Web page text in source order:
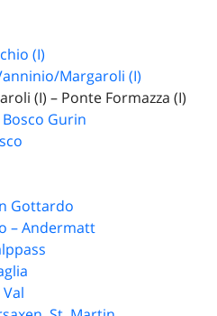
(I)
Margaroli (I)
(I) – Ponte Formazza (I)
Bosco Gurin
Gottardo
– Andermatt